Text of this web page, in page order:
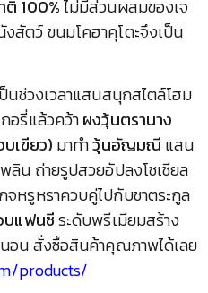
ติ 100%ไม่มีส่วนผสมของเจ
สัตว์ ขนมโคฮาคุโตะจึงเป็น
นช่วงเวลาแสนสนุกสไตล์โฮม
อรี่แล้วคว้าผงวุ้นตรานาง
เขียว) มาทำวุ้นอัญมณี แสน
ลิน ถ่ายรูปสวยอัปลงโซเชียล
จหรูหราควบคู่ไปกับชาตระกูล
บแฟนซีระดับพรีเมียมสร้าง
อน สั่งซื้อสินค้าคุณภาพได้เลย
products/